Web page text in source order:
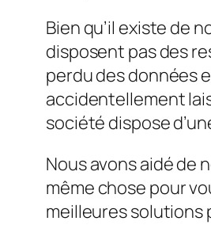
Bien qu’il existe de
disposent pas des
perdu des données
accidentellement
société dispose
Nous avons aidé de
même chose pour
meilleures solutions